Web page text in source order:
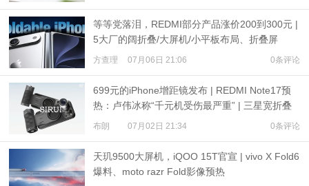
等等党落泪，REDMI部分产品涨价200到300元 |
5大厂的阔折叠/大屏机/小平板布局、折叠屏
iPhone爆料
方查理 07月06日 21:06 0条评论
699元的iPhone增距镜发布 | REDMI Note17预
热：卢伟冰称“千元机受伤最严重” | 三星宽折叠
或7月22日发布
布朗 07月02日 21:34 0条评论
天玑9500大屏机，iQOO 15T官宣 | vivo X Fold6
爆料、moto razr Fold影像预热